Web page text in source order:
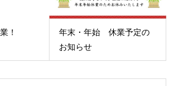
！
年末・年始 休業予定の
お知らせ